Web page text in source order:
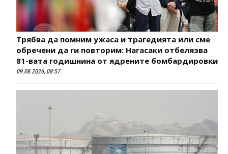
Трябва да помним ужаса и трагедията или сме
обречени да ги повторим: Нагасаки отбелязва
81-вата годишнина от ядрените бомбардировки
09.08.2026, 08:57